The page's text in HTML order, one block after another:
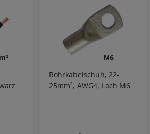
Rohrkabelschuh, 22-
25mm², AWG4, Loch M6